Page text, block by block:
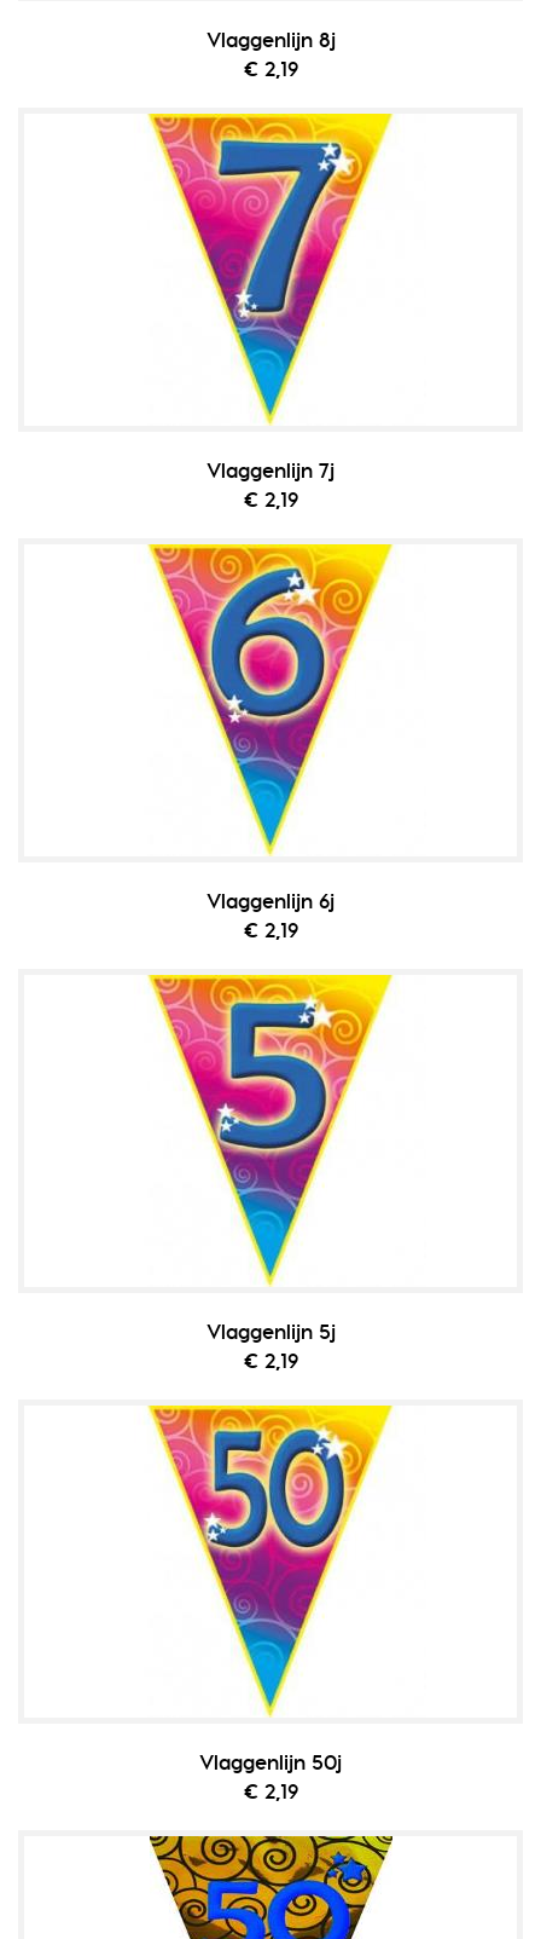
Vlaggenlijn 8j
€ 2,19
Vlaggenlijn 7j
€ 2,19
Vlaggenlijn 6j
€ 2,19
Vlaggenlijn 5j
€ 2,19
Vlaggenlijn 50j
€ 2,19